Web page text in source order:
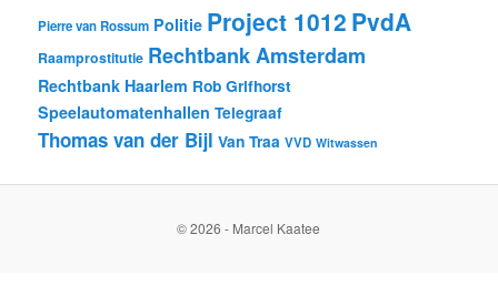
Pierre van Rossum Politie Project 1012 PvdA
Raamprostitutie Rechtbank Amsterdam
Rechtbank Haarlem Rob Grifhorst
Speelautomatenhallen Telegraaf
Thomas van der Bijl Van Traa VVD Witwassen
© 2026 - Marcel Kaatee